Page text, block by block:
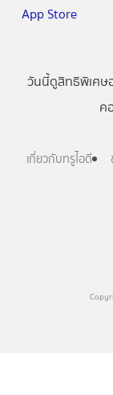
วันนี้ดูสิทธิพิเศษ
ค
เกี่ยวกับทรูไอดี